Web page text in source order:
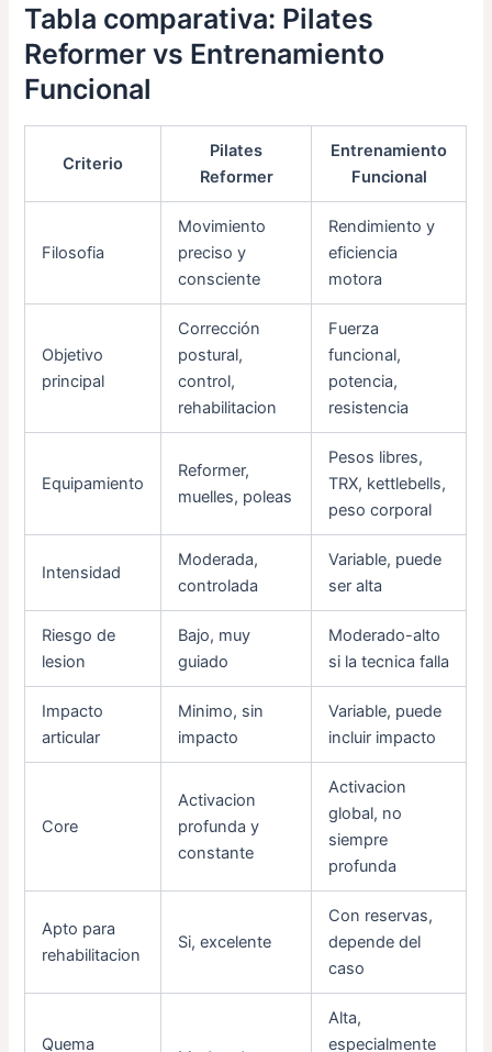
Tabla comparativa: Pilates
Reformer vs Entrenamiento
Funcional
Criterio
Pilates
Reformer
Entrenamiento
Funcional
Filosofia
Movimiento
preciso y
consciente
Rendimiento y
eficiencia
motora
Objetivo
principal
Corrección
postural,
control,
rehabilitacion
Fuerza
funcional,
potencia,
resistencia
Equipamiento
Reformer,
muelles, poleas
Pesos libres,
TRX, kettlebells,
peso corporal
Intensidad
Moderada,
controlada
Variable, puede
ser alta
Riesgo de
lesion
Bajo, muy
guiado
Moderado-alto
si la tecnica falla
Impacto
articular
Minimo, sin
impacto
Variable, puede
incluir impacto
Core
Activacion
profunda y
constante
Activacion
global, no
siempre
profunda
Apto para
rehabilitacion
Si, excelente
Con reservas,
depende del
caso
Quema
Alta,
especialmente